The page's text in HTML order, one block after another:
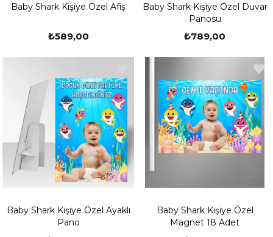
Baby Shark Kişiye Özel Afiş
₺589,00
Baby Shark Kişiye Özel Duvar
Panosu
₺789,00
Baby Shark Kişiye Özel Ayaklı
Pano
Baby Shark Kişiye Özel
Magnet 18 Adet